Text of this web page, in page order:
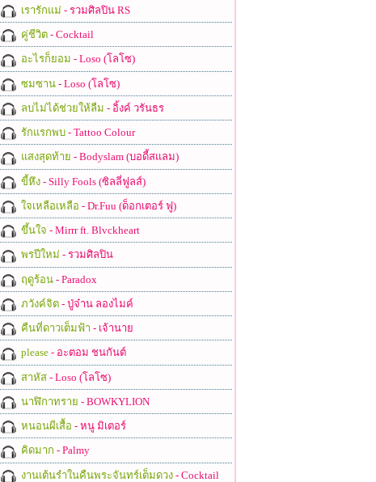
เรารักแม่ - รวมศิลปิน RS
คู่ชีวิต- Cocktail
อะไรก็ยอม - Loso (โลโซ)
ซมซาน- Loso (โลโซ)
ลบไม่ได้ช่วยให้ลืม - อิ้งค์ วรันธร
รักแรกพบ- Tattoo Colour
แสงสุดท้าย - Bodyslam (บอดี้สแลม)
ขี้หึง- Silly Fools (ซิลลี่ฟูลส์)
ใจเหลือเหลือ - Dr.Fuu (ด็อกเตอร์ ฟู)
ขึ้นใจ - Mirrr ft. Blvckheart
พรปีใหม่ - รวมศิลปิน
ฤดูร้อน- Paradox
ภวังค์จิต- ปู่จ๋าน ลองไมค์
คืนที่ดาวเต็มฟ้า - เจ้านาย
please- อะตอม ชนกันต์
สาหัส- Loso (โลโซ)
นาฬิกาทราย - BOWKYLION
หนอนผีเสื้อ - หนู มิเตอร์
คิดมาก - Palmy
งานเต้นรำในคืนพระจันทร์เต็มดวง- Cocktail